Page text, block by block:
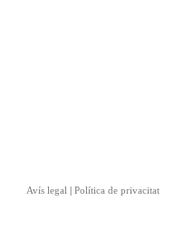
Avís legal Política de privacitat